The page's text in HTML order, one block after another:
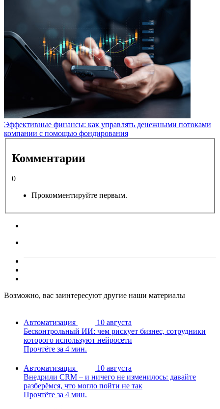
Эффективные финансы: как управлять денежными потоками
компании с помощью фондирования
Комментарии
0
Прокомментируйте первым.
Возможно, вас заинтересуют другие наши материалы
Автоматизация
10 августа
Бесконтрольный ИИ: чем рискует бизнес, сотрудники
которого используют нейросети
Прочтёте за 4 мин.
Автоматизация
10 августа
Внедрили CRM – и ничего не изменилось: давайте
разберёмся, что могло пойти не так
Прочтёте за 4 мин.